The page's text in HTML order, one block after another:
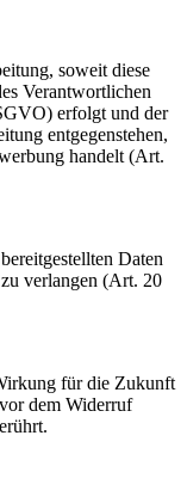
soweit diese
Verantwortlichen
erfolgt und der
entgegenstehen,
handelt (Art.
Daten
verlangen (Art. 20
für die Zukunft
dem Widerruf